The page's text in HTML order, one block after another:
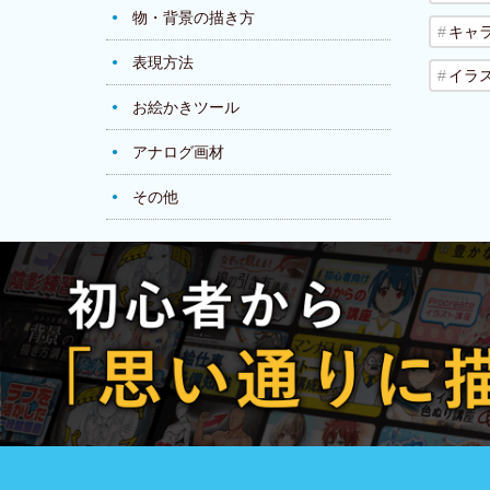
物・背景の描き方
表現方法
お絵かきツール
アナログ画材
その他
キャ
イラ